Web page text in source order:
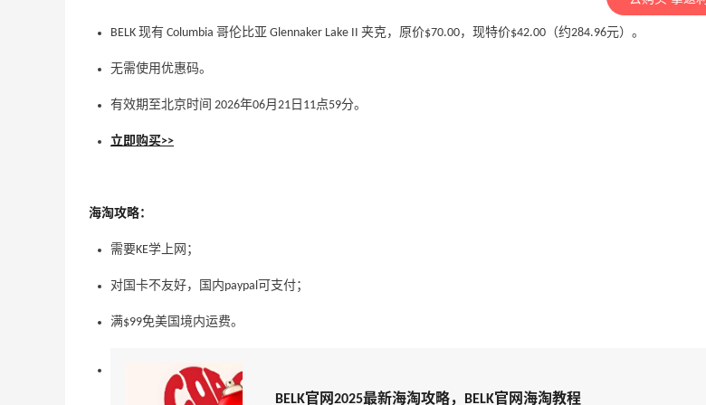
BELK 现有 Columbia 哥伦比亚 Glennaker Lake II 夹克，原价$70.00，现特价$42.00（约284.96元）。
无需使用优惠码。
有效期至北京时间 2026年06月21日11点59分。
立即购买>>
海淘攻略：
需要KE学上网；
对国卡不友好，国内paypal可支付；
满$99免美国境内运费。
BELK官网2025最新海淘攻略，BELK官网海淘教程